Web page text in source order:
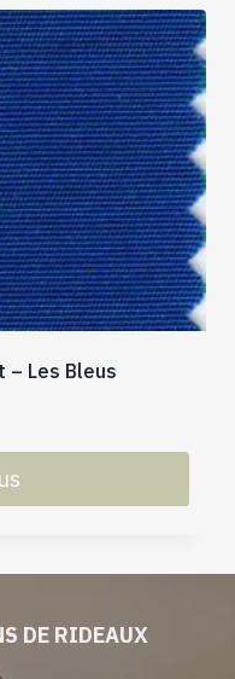
– Les Bleus
DE RIDEAUX